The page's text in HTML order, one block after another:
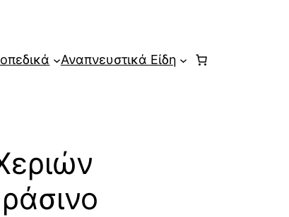
Αναπνευστικά Είδη